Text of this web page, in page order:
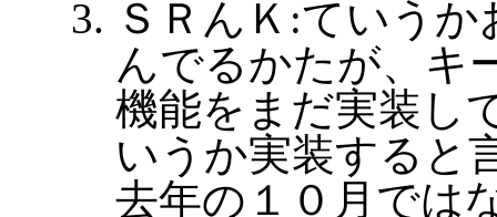
ＳＲんＫ:ていう
んでるかたが、キ
機能をまだ実装し
いうか実装すると
去年の１０月では